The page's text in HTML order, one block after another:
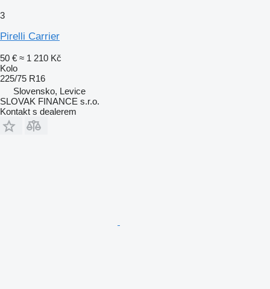
3
Pirelli Carrier
50 € ≈ 1 210 Kč
Kolo
225/75 R16
Slovensko, Levice
SLOVAK FINANCE s.r.o.
Kontakt s dealerem